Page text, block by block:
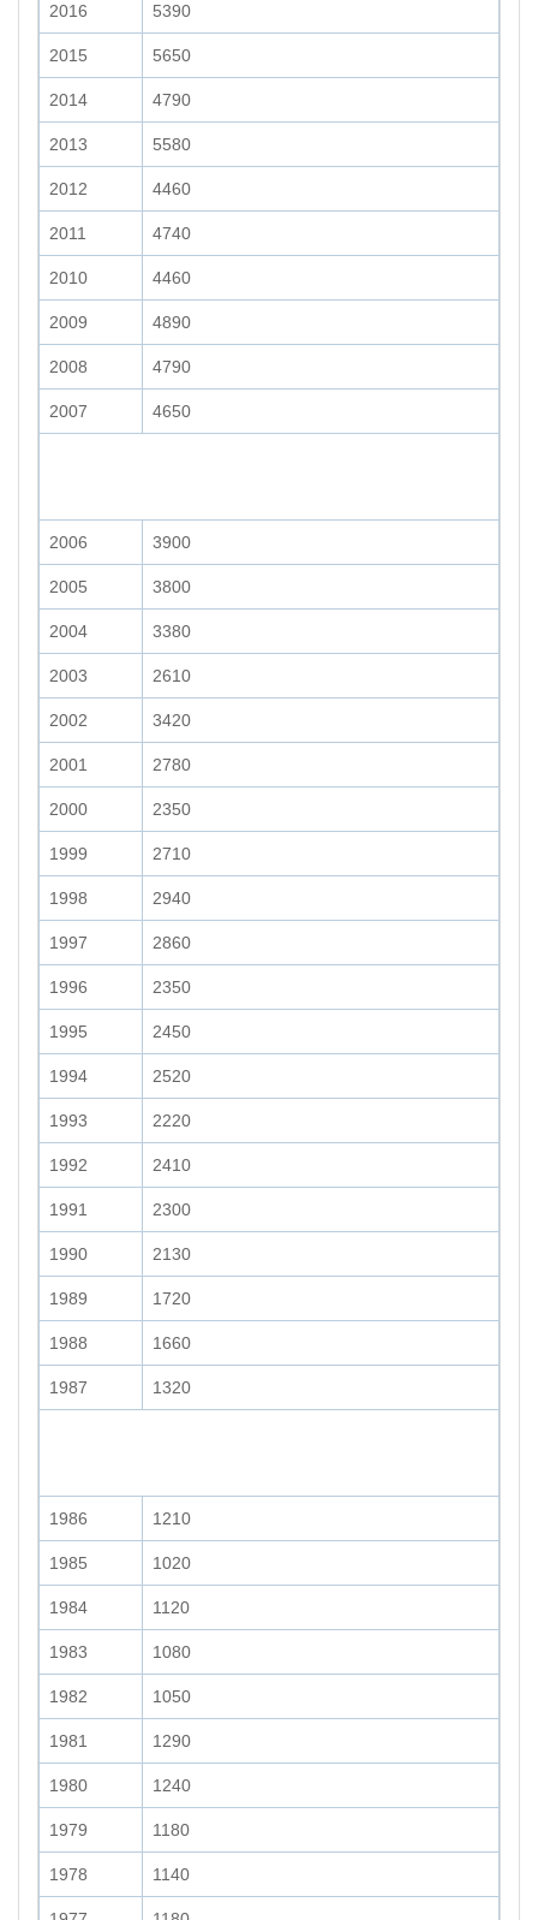
2016 5390
2015 5650
2014 4790
2013 5580
2012 4460
2011 4740
2010 4460
2009 4890
2008 4790
2007 4650
2006 3900
2005 3800
2004 3380
2003 2610
2002 3420
2001 2780
2000 2350
1999 2710
1998 2940
1997 2860
1996 2350
1995 2450
1994 2520
1993 2220
1992 2410
1991 2300
1990 2130
1989 1720
1988 1660
1987 1320
1986 1210
1985 1020
1984 1120
1983 1080
1982 1050
1981 1290
1980 1240
1979 1180
1978 1140